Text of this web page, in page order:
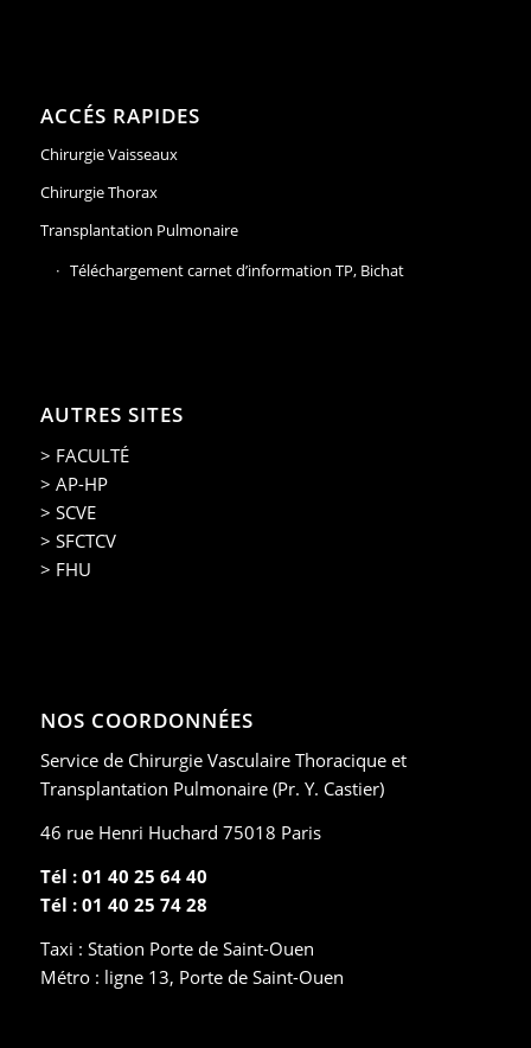
ACCÉS RAPIDES
Chirurgie Vaisseaux
Chirurgie Thorax
Transplantation Pulmonaire
Téléchargement carnet d’information TP, Bichat
AUTRES SITES
> FACULTÉ
> AP-HP
> SCVE
> SFCTCV
> FHU
NOS COORDONNÉES
Service de Chirurgie Vasculaire Thoracique et
Transplantation Pulmonaire (Pr. Y. Castier)
46 rue Henri Huchard 75018 Paris
Tél : 01 40 25 64 40
Tél : 01 40 25 74 28
Taxi : Station Porte de Saint-Ouen
Métro : ligne 13, Porte de Saint-Ouen